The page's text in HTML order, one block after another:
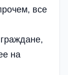
все
на